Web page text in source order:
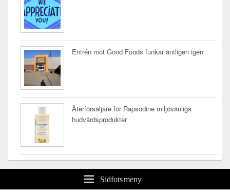
Entrén mot Good Foods funkar äntligen igen
Återförsäljare för Rapsodine miljövänliga
hudvårdsprodukter
Sidfots meny